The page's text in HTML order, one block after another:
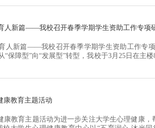
人新篇——我校召开春季学期学生资助工作专项
人新篇——我校召开春季学期学生资助工作专
保障型”向“发展型”转型，我校于3月25日在主楼
康教育主题活动
康教育主题活动为进一步关注大学生心理健康